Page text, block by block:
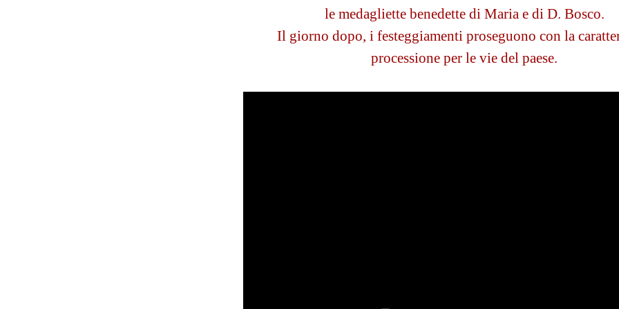
le medagliette benedette di Maria e di D. Bosco.
Il giorno dopo, i festeggiamenti proseguono con la
processione per le vie del paese.